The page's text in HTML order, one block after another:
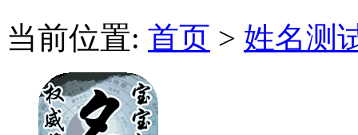
当前位置: 首页 > 姓名测